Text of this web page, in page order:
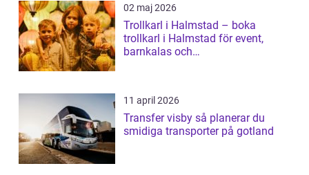
02 maj 2026
Trollkarl i Halmstad – boka
trollkarl i Halmstad för event,
barnkalas och
11 april 2026
Transfer visby så planerar du
smidiga transporter på gotland